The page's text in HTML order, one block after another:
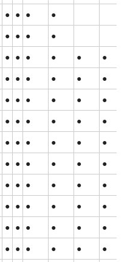
● ● ● ●
● ● ● ●
● ● ● ● ● ●
● ● ● ● ● ●
● ● ● ● ● ●
● ● ● ● ● ●
● ● ● ● ● ●
● ● ● ● ● ●
● ● ● ● ● ●
● ● ● ● ● ●
● ● ● ● ● ●
● ● ● ● ● ●